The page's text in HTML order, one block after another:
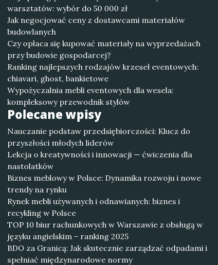
warsztatów: wybór do 50 000 zł
Jak negocjować ceny z dostawcami materiałów
budowlanych
Czy opłaca się kupować materiały na wyprzedażach
przy budowie gospodarcej?
Ranking najlepszych rodzajów krzeseł eventowych:
chiavari, ghost, bankietowe
Wypożyczalnia mebli eventowych dla wesela:
kompleksowy przewodnik stylów
Polecane wpisy
Nauczanie podstaw przedsiębiorczości: Klucz do
przyszłości młodych liderów
Lekcja o kreatywności i innowacji — ćwiczenia dla
nastolatków
Biznes meblowy w Polsce: Dynamika rozwoju i nowe
trendy na rynku
Rynek mebli używanych i odnawianych: biznes i
recykling w Polsce
TOP 10 biur rachunkowych w Warszawie z obsługą w
języku angielskim – ranking 2025
BDO za Granicą: Jak skutecznie zarządzać odpadami i
spełniać międzynarodowe normy